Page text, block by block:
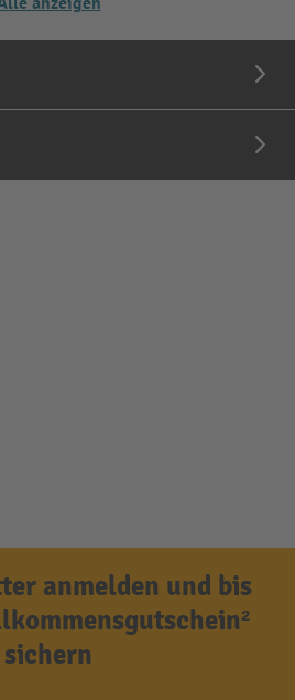
anmelden und bis
sichern